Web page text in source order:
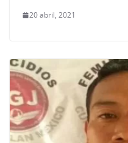
20 abril, 2021